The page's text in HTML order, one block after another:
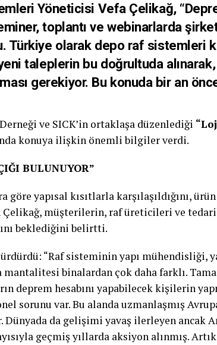
Yöneticisi Vefa Çelikağ,
toplantı ve webinarlarda
Türkiye olarak depo raf sistemleri
taleplerin bu doğrultuda
gerekiyor. Bu konuda bir an
ve SICK’in ortaklaşa düzenlediği
konuya ilişkin önemli bilgiler verdi.
BULUNUYOR”
yapısal kısıtlarla karşılaşıldığını,
Çelikağ, müşterilerin, raf üreticileri ve
beklediğini belirtti.
“Raf sisteminin yapı mühendisliği,
mantalitesi binalardan çok daha farklı.
deprem hesabını yapabilecek kişilerin
sorunu var. Bu alanda uzmanlaşmış
da gelişimi yavaş ilerleyen ancak
geçmiş yıllarda aksiyon alınmış.